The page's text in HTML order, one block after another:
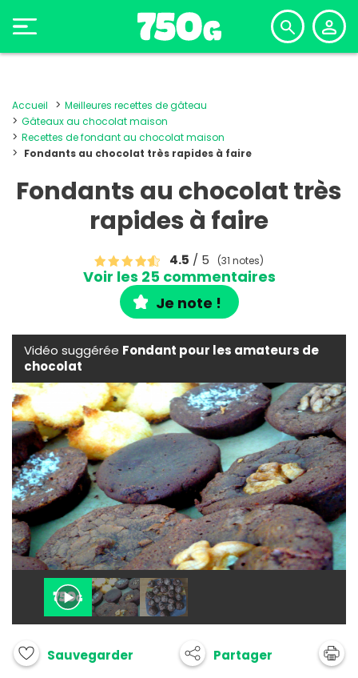
Accueil
Meilleures recettes de gâteau
Gâteaux au chocolat maison
Recettes de fondant au chocolat maison
Fondants au chocolat très rapides à faire
Fondants au chocolat très
rapides à faire
4.5 / 5 (31 notes)
Voir les 25 commentaires
Je note !
Vidéo suggérée Fondant pour les amateurs de
chocolat
Sauvegarder Partager